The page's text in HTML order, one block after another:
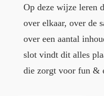
Op deze wijze leren
over elkaar, over de
over een aantal
slot vindt dit alles
die zorgt voor fun &